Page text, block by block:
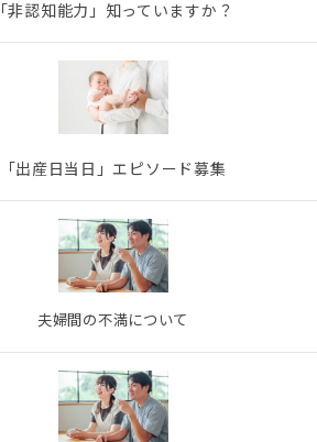
「非認知能力」知っていますか？
「出産日当日」エピソード募集
夫婦間の不満について